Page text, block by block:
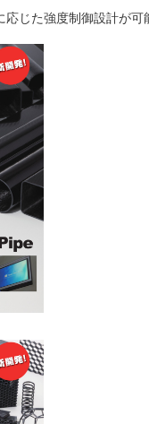
じた強度制御設計が可